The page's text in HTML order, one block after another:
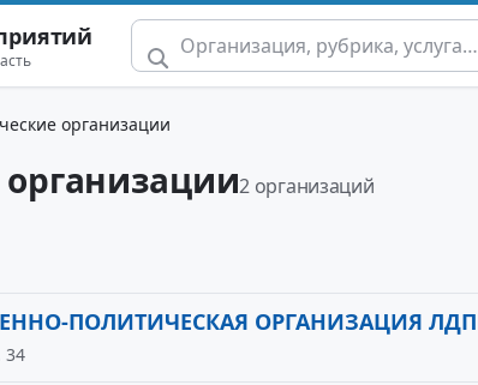
организации
2 организаций
ПОЛИТИЧЕСКАЯ ОРГАНИЗАЦИЯ
34